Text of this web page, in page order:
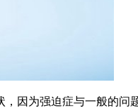
因为强迫症与一般的